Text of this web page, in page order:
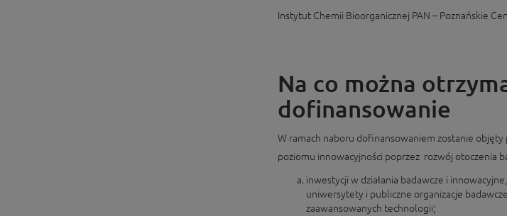
Instytut Chemii Bioorganicznej PAN – Poznańskie
Na co można
dofinansowanie
W ramach naboru dofinansowaniem zostanie
poziomu innowacyjności poprzez rozwój otoczenia
inwestycji w działania badawcze i
uniwersytety i publiczne organizacje
zaawansowanych technologii;